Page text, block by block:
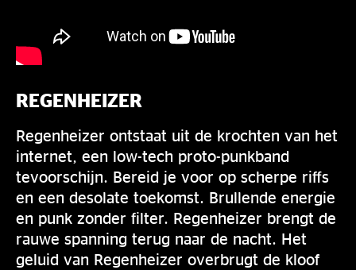
REGENHEIZER
Regenheizer ontstaat uit de krochten van het
internet, een low-tech proto-punkband
tevoorschijn. Bereid je voor op scherpe riffs
en een desolate toekomst. Brullende energie
en punk zonder filter. Regenheizer brengt de
rauwe spanning terug naar de nacht. Het
geluid van Regenheizer overbrugt de kloof